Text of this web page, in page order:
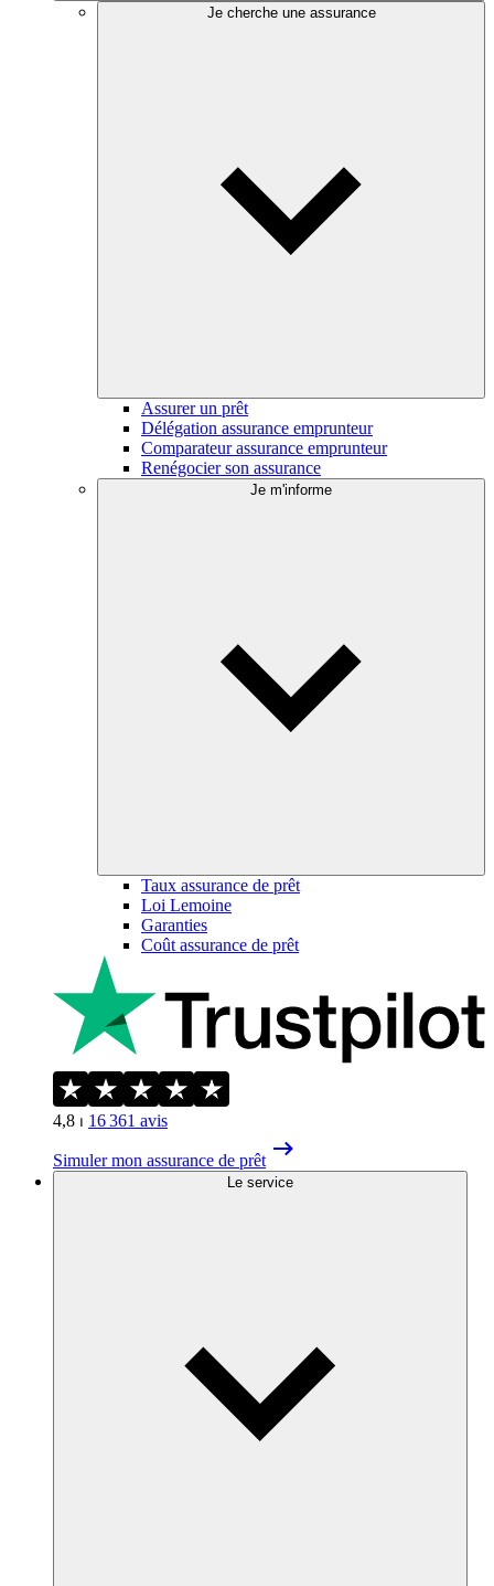
Je cherche une assurance
Assurer un prêt
Délégation assurance emprunteur
Comparateur assurance emprunteur
Renégocier son assurance
Je m'informe
Taux assurance de prêt
Loi Lemoine
Garanties
Coût assurance de prêt
4,8 ⏐ 16 361 avis
Simuler mon assurance de prêt
Le service